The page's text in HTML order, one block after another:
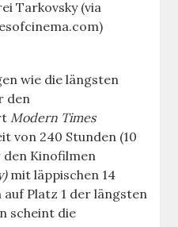
Tarkovsky (via
wie die längsten
den
Modern Times
von 240 Stunden (10
den Kinofilmen
mit läppischen 14
Platz 1 der längsten
scheint die